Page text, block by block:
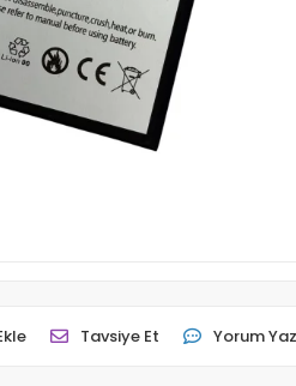
Tavsiye Et Yorum Yaz